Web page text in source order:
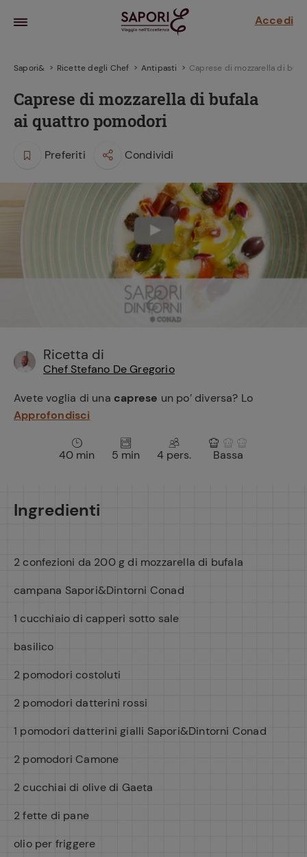
Accedi
Sapori& Ricette degli Chef Antipasti Caprese di mozzarella di
Caprese di mozzarella di bufala
ai quattro pomodori
Preferiti Condividi
Ricetta di
Chef Stefano De Gregorio
Avete voglia di una caprese un po’ diversa? Lo
Approfondisci
40 min 5 min 4 pers. Bassa
Ingredienti
2 confezioni da 200 g di mozzarella di bufala
campana Sapori&Dintorni Conad
1 cucchiaio di capperi sotto sale
basilico
2 pomodori costoluti
2 pomodori datterini rossi
1 pomodori datterini gialli Sapori&Dintorni Conad
2 pomodori Camone
2 cucchiai di olive di Gaeta
2 fette di pane
olio per friggere